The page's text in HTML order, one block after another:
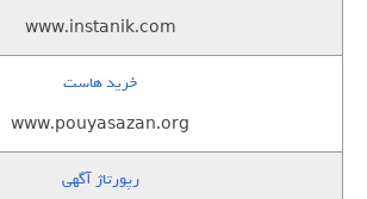
www.instanik.com
خرید هاست
www.pouyasazan.org
رپورتاژ آگهی